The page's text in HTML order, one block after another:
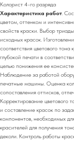
Колорист 4-го разряда
Характеристика работ.
цветом, оттенком и
свойств краски. Выбор
исходных красок.
соответствия цветового
глубокой печати в
целью понижения ее
Наблюдение за работой
печатные машины. Оценка
сопоставления оттисков,
Корректирование цветового
и составление красок по
компонентов, необходимых
красителей для получения
деколи. Контроль работы